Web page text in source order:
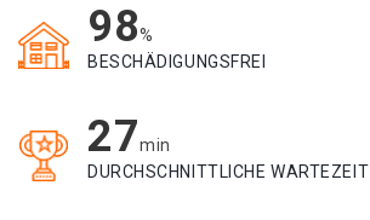
98%
BESCHÄDIGUNGSFREI
27min
DURCHSCHNITTLICHE WARTEZEIT